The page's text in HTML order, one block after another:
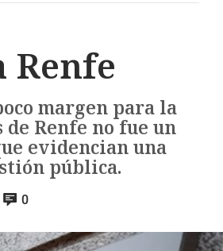
Renfe
margen para la
Renfe no fue un
evidencian una
pública.
0